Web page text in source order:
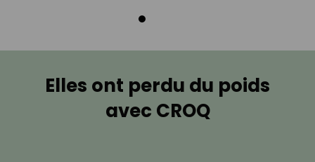
Elles ont perdu du poids
avec CROQ